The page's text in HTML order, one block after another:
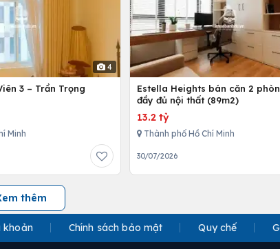
4
3 – Trần Trọng
Minh
Estella Heights bán căn 2
đầy đủ nội thất (89m2)
13.2 tỷ
Thành phố Hồ Chí Minh
30/07/2026
thêm
khoản Chính sách bảo mật Quy chế